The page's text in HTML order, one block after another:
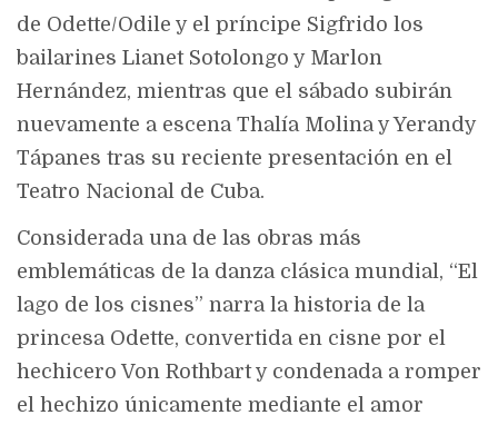
de Odette/Odile y el príncipe Sigfrido los
bailarines Lianet Sotolongo y Marlon
Hernández, mientras que el sábado subirán
nuevamente a escena Thalía Molina y Yerandy
Tápanes tras su reciente presentación en el
Teatro Nacional de Cuba.
Considerada una de las obras más
emblemáticas de la danza clásica mundial, “El
lago de los cisnes” narra la historia de la
princesa Odette, convertida en cisne por el
hechicero Von Rothbart y condenada a romper
el hechizo únicamente mediante el amor